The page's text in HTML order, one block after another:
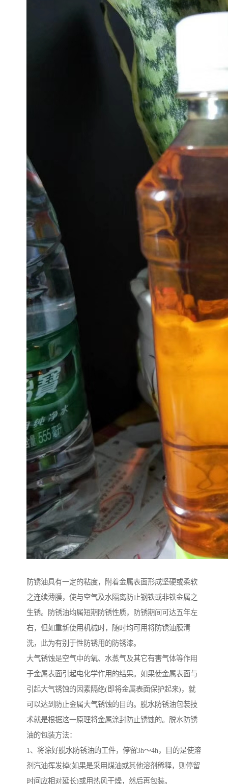
防锈油具有一定的粘度，附着金属表面形成坚硬或柔软
之连续薄膜，使与空气及水隔离防止钢铁或非铁金属之
生锈。防锈油均属短期防锈性质，防锈期间可达五年左
右，但如重新使用机械时，随时均可用将防锈油膜清
洗，此为有别于性防锈用的防锈漆。
大气锈蚀是空气中的氧、水蒸气及其它有害气体等作用
于金属表面引起电化学作用的结果。如果使金属表面与
引起大气锈蚀的因素隔绝(即将金属表面保护起来)，就
可以达到防止金属大气锈蚀的目的。脱水防锈油包装技
术就是根据这一原理将金属涂封防止锈蚀的。脱水防锈
油的包装方法：
1、将涂好脱水防锈油的工件，停留3h～4h，目的是使溶
剂汽油挥发掉(如果是采用煤油或其他溶剂稀释，则停留
时间应相对延长)或用热风干燥，然后再包装。